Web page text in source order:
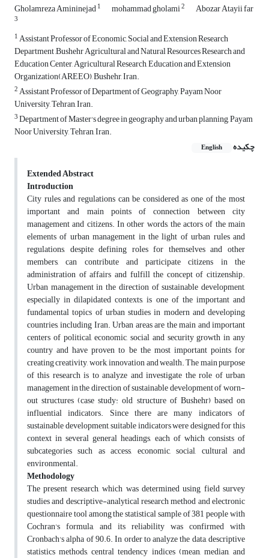
Gholamreza Amininejad1 mohammad gholami2 Abozar Atayii far
3
1Assistant Professor of Economic, Social and Extension Research
Department ,Bushehr Agricultural and Natural Resources Research and
Education Center, Agricultural Research, Education and Extension
Organization(AREEO), Bushehr, Iran.
2Assistant Professor of Department of Geography, Payam Noor
University, Tehran, Iran.
3Department of Master's degree in geography and urban planning, Payam
Noor University, Tehran, Iran.
چکیده
English
Extended Abstract
Introduction
City rules and regulations can be considered as one of the most
important and main points of connection between city
management and citizens. In other words, the actors of the main
elements of urban management in the light of urban rules and
regulations, despite defining roles for themselves and other
members, can contribute and participate citizens in the
administration of affairs and fulfill the concept of citizenship.
Urban management in the direction of sustainable development,
especially in dilapidated contexts, is one of the important and
fundamental topics of urban studies in modern and developing
countries, including Iran. Urban areas are the main and important
centers of political, economic, social and security growth in any
country and have proven to be the most important points for
creating creativity, work, innovation and wealth. The main purpose
of this research is to analyze and investigate the role of urban
management in the direction of sustainable development of worn-
out structures (case study: old structure of Bushehr) based on
influential indicators. Since there are many indicators of
sustainable development, suitable indicators were designed for this
context in several general headings, each of which consists of
subcategories such as access, economic, social, cultural and
environmental.
Methodology
The present research, which was determined using field survey
studies and descriptive-analytical research method and electronic
questionnaire tool among the statistical sample of 381 people with
Cochran's formula, and its reliability was confirmed with
Cronbach's alpha of 90.6. In order to analyze the data, descriptive
statistics methods, central tendency indices (mean, median, and